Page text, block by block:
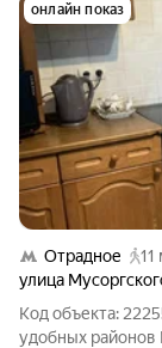
онлайн показ
Отрадное
11
улица
Код объекта:
удобных районов